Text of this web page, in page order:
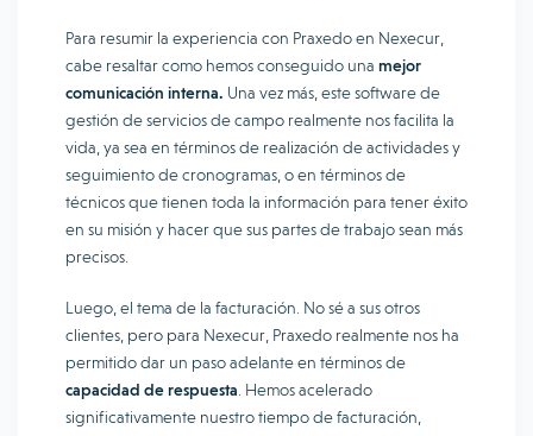
Para resumir la experiencia con Praxedo en Nexecur,
cabe resaltar como hemos conseguido una mejor
comunicación interna. Una vez más, este software de
gestión de servicios de campo realmente nos facilita la
vida, ya sea en términos de realización de actividades y
seguimiento de cronogramas, o en términos de
técnicos que tienen toda la información para tener éxito
en su misión y hacer que sus partes de trabajo sean más
precisos.
Luego, el tema de la facturación. No sé a sus otros
clientes, pero para Nexecur, Praxedo realmente nos ha
permitido dar un paso adelante en términos de
capacidad de respuesta . Hemos acelerado
significativamente nuestro tiempo de facturación,